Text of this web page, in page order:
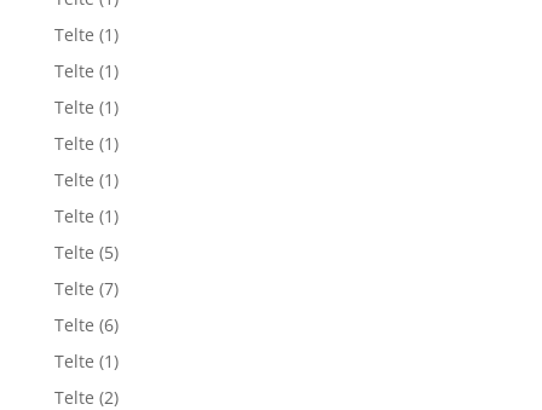
Telte (1)
Telte (1)
Telte (1)
Telte (1)
Telte (1)
Telte (1)
Telte (5)
Telte (7)
Telte (6)
Telte (1)
Telte (2)